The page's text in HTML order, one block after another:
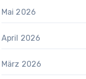
Mai 2026
April 2026
März 2026